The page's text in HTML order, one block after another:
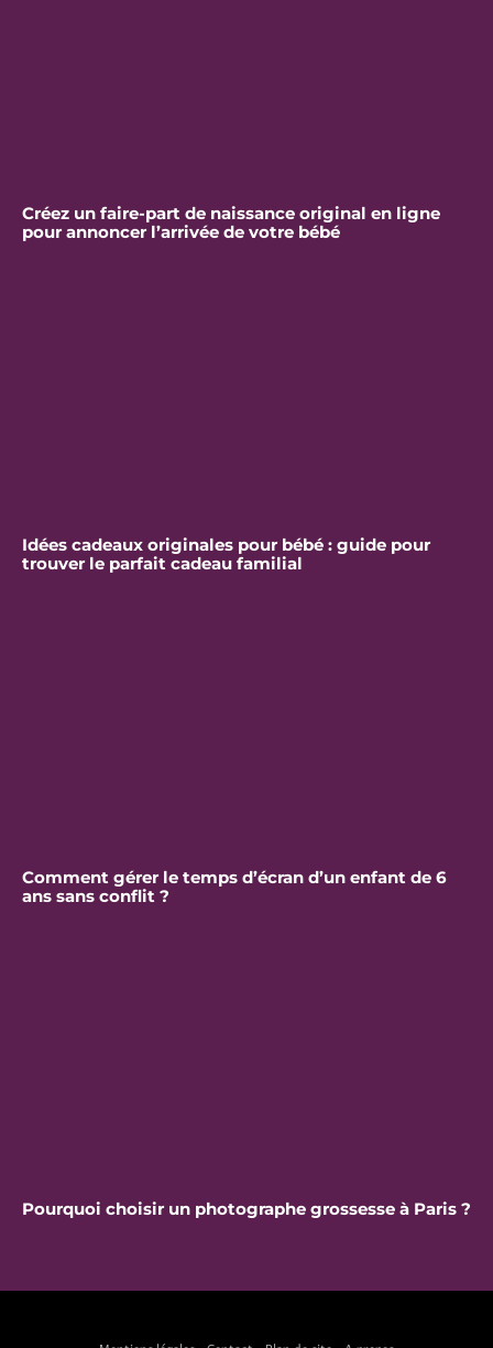
Créez un faire-part de naissance original en ligne
pour annoncer l’arrivée de votre bébé
Idées cadeaux originales pour bébé : guide pour
trouver le parfait cadeau familial
Comment gérer le temps d’écran d’un enfant de 6
ans sans conflit ?
Pourquoi choisir un photographe grossesse à Paris ?